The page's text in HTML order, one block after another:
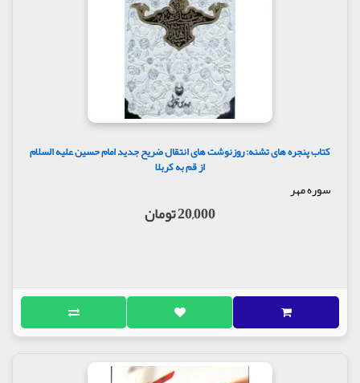
کتاب پنجره های تشنه: روزنوشت های انتقال ضریح جدید امام حسین علیه السلام
از قم به کربلا
سوره مهر
20,000 تومان